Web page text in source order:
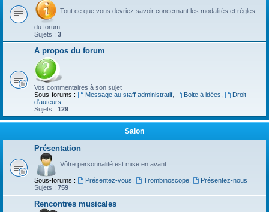
Tout ce que vous devriez savoir concernant les modalités et règles
du forum.
Sujets : 3
A propos du forum
Vos commentaires à son sujet
Sous-forums :
Message au staff administratif, Boite à idées
Droit
d'auteurs
Sujets : 129
Salon
Présentation
Vôtre personnalité est mise en avant
Sous-forums : Présentez-vous Trombinoscope,
Présentez-nous
Sujets : 759
Rencontres musicales